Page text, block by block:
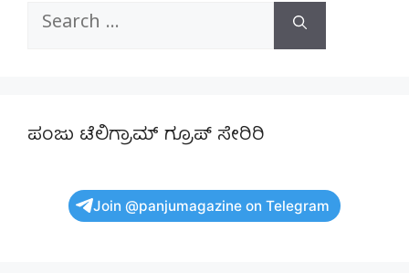
Search
ಪಂಜು ಟೆಲಿಗ್ರಾಮ್ ಗ್ರೂಪ್ ಸೇರಿರಿ
Join @panjumagazine on Telegram